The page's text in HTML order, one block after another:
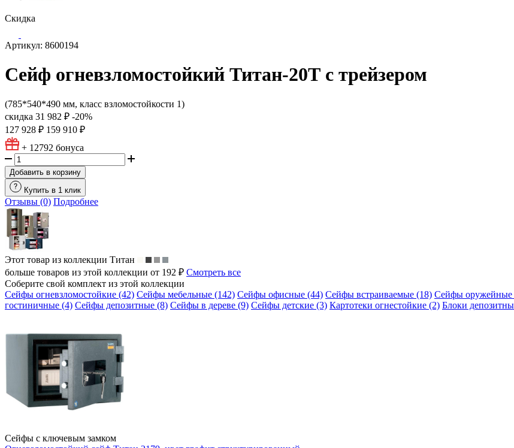
Скидка
Артикул: 8600194
Сейф огневзломостойкий Титан-20Т с трейзером
(785*540*490 мм, класс взломостойкости 1)
скидка 31 982 ₽ -20%
127 928 ₽ 159 910 ₽
+ 12792 бонуса
Добавить в корзину
Купить в 1 клик
Отзывы (0) Подробнее
Этот товар из коллекции Титан
больше товаров из этой коллекции от 192 ₽ Смотреть все
Соберите свой комплект из этой коллекции
Сейфы огневзломостойкие (42) Сейфы мебельные (142) Сейфы офисные (44) Сейфы встраиваемые (18) Сейфы оружейные
гостиничные (4) Сейфы депозитные (8) Сейфы в дереве (9) Сейфы детские (3) Картотеки огнестойкие (2) Блоки
Сейфы с ключевым замком